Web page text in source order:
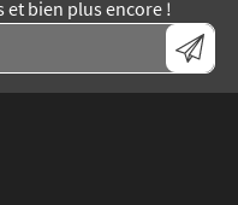
et bien plus encore !